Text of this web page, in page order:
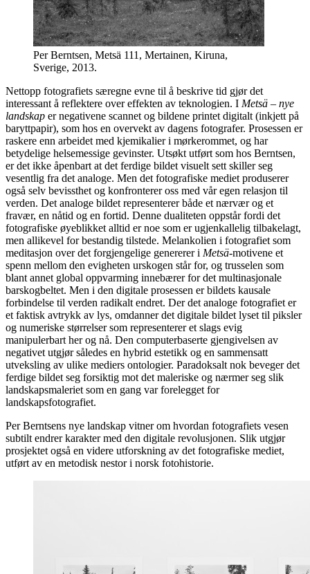
Per Berntsen, Metsä 111, Mertainen, Kiruna,
Sverige, 2013.
Nettopp fotografiets særegne evne til å beskrive tid gjør det
interessant å reflektere over effekten av teknologien. I Metsä – nye
landskap er negativene scannet og bildene printet digitalt (inkjett på
baryttpapir), som hos en overvekt av dagens fotografer. Prosessen er
raskere enn arbeidet med kjemikalier i mørkerommet, og har
betydelige helsemessige gevinster. Utsøkt utført som hos Berntsen,
er det ikke åpenbart at det ferdige bildet visuelt sett skiller seg
vesentlig fra det analoge. Men det fotografiske mediet produserer
også selv bevissthet og konfronterer oss med vår egen relasjon til
verden. Det analoge bildet representerer både et nærvær og et
fravær, en nåtid og en fortid. Denne dualiteten oppstår fordi det
fotografiske øyeblikket alltid er noe som er ugjenkallelig tilbakelagt,
men allikevel for bestandig tilstede. Melankolien i fotografiet som
meditasjon over det forgjengelige genererer i Metsä-motivene et
spenn mellom den evigheten urskogen står for, og trusselen som
blant annet global oppvarming innebærer for det multinasjonale
barskogbeltet. Men i den digitale prosessen er bildets kausale
forbindelse til verden radikalt endret. Der det analoge fotografiet er
et faktisk avtrykk av lys, omdanner det digitale bildet lyset til piksler
og numeriske størrelser som representerer et slags evig
manipulerbart her og nå. Den computerbaserte gjengivelsen av
negativet utgjør således en hybrid estetikk og en sammensatt
utveksling av ulike mediers ontologier. Paradoksalt nok beveger det
ferdige bildet seg forsiktig mot det maleriske og nærmer seg slik
landskapsmaleriet som en gang var forelegget for
landskapsfotografiet.
Per Berntsens nye landskap vitner om hvordan fotografiets vesen
subtilt endrer karakter med den digitale revolusjonen. Slik utgjør
prosjektet også en videre utforskning av det fotografiske mediet,
utført av en metodisk nestor i norsk fotohistorie.